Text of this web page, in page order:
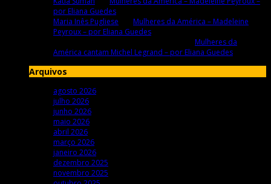
por Eliana Guedes
Maria Inês Pugliese
Mulheres da América – Madeleine
Peyroux – por Eliana Guedes
Mulheres da
América cantam Michel Legrand – por Eliana Guedes
Arquivos
agosto 2026
julho 2026
junho 2026
maio 2026
abril 2026
março 2026
janeiro 2026
dezembro 2025
novembro 2025